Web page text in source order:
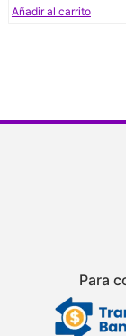
Añadir al carrito
Para